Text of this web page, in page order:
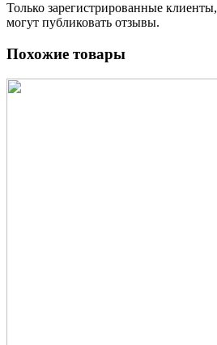
Только зарегистрированные
могут публиковать отзывы.
Похожие товары